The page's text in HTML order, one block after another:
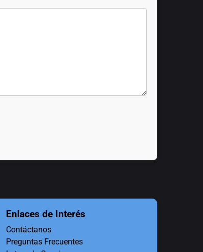
Enlaces de Interés
Contáctanos
Preguntas Frecuentes